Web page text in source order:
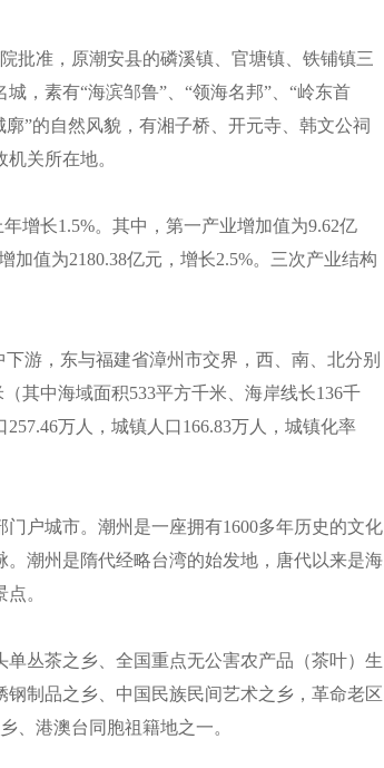
批准，原潮安县的磷溪镇、官塘镇、铁铺镇三
，素有“海滨邹鲁”、“领海名邦”、“岭东首
”的自然风貌，有湘子桥、开元寺、韩文公祠
关所在地。
增长1.5%。其中，第一产业增加值为9.62亿
加值为2180.38亿元，增长2.5%。三次产业结构
游，东与福建省漳州市交界，西、南、北分别
其中海域面积533平方千米、海岸线长136千
万人，城镇人口166.83万人，城镇化率
户城市。潮州是一座拥有1600多年历史的文化
潮州是隋代经略台湾的始发地，唐代以来是海
。
丛茶之乡、全国重点无公害农产品（茶叶）生
制品之乡、中国民族民间艺术之乡，革命老区
、港澳台同胞祖籍地之一。